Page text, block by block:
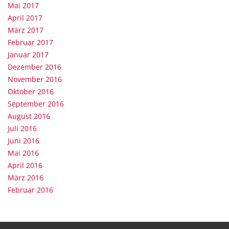
Mai 2017
April 2017
März 2017
Februar 2017
Januar 2017
Dezember 2016
November 2016
Oktober 2016
September 2016
August 2016
Juli 2016
Juni 2016
Mai 2016
April 2016
März 2016
Februar 2016